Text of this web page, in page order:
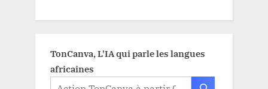
TonCanva, L'IA qui parle les langues
africaines